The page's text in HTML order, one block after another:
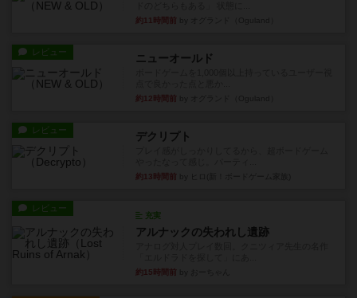
約11時間前
レビュー ニューオールド
約12時間前
レビュー デクリプト
約13時間前
レビュー
充実
アルナックの失われし遺跡
約15時間前